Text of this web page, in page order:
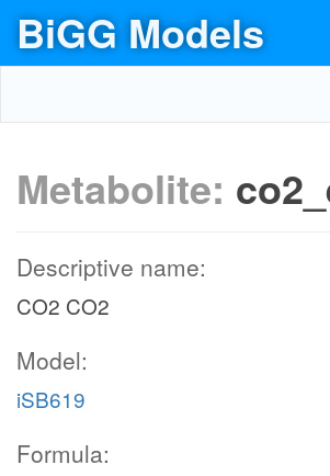
BiGG Models
Metabolite:
Descriptive name:
CO2 CO2
Model:
iSB619
Formula: